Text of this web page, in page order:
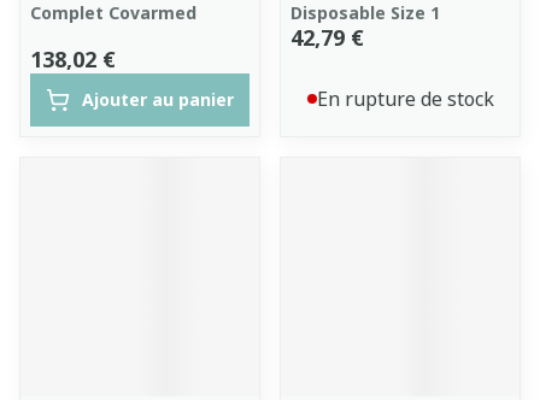
Complet Covarmed
138,02 €
Ajouter au panier
Disposable Size 1
42,79 €
En rupture de stock